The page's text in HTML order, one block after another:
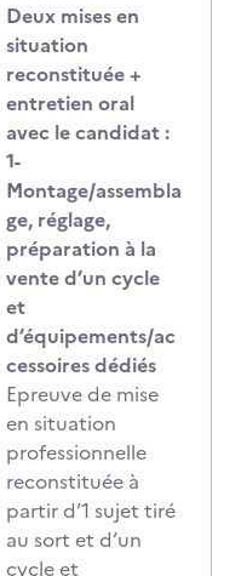
Deux mises en
situation
reconstituée +
entretien oral
avec le candidat :
1-
Montage/assembla
ge, réglage,
préparation à la
vente d’un cycle
et
d’équipements/ac
cessoires dédiés
Epreuve de mise
en situation
professionnelle
reconstituée à
partir d’1 sujet tiré
au sort et d’un
cycle et